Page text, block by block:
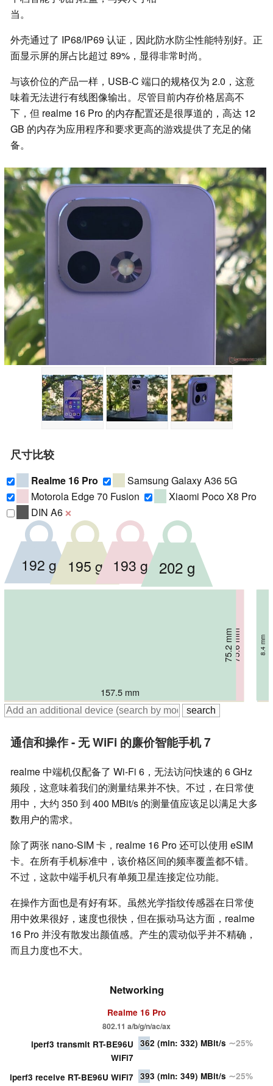
当。
外壳通过了 IP68/IP69 认证，因此防水防尘性能特别好。正
面显示屏的屏占比超过 89%，显得非常时尚。
与该价位的产品一样，USB-C 端口的规格仅为 2.0，这意
味着无法进行有线图像输出。尽管目前内存价格居高不
下，但 realme 16 Pro 的内存配置还是很厚道的，高达 12
GB 的内存为应用程序和要求更高的游戏提供了充足的储
备。
尺寸比较
Realme 16 Pro
Samsung Galaxy A36 5G
Motorola Edge 70 Fusion
Xiaomi Poco X8 Pro
DIN A6 ❌
162.6 mm
77.6 mm 7.8 mm
192 g
162.9 mm
78.2 mm 7.4 mm
195 g
162.8 mm
75.6 mm 6.8 mm
193 g
157.5 mm
75.2 mm 8.4 mm
202 g
通信和操作 - 无 WiFi 的廉价智能手机 7
realme 中端机仅配备了 Wi-Fi 6，无法访问快速的 6 GHz
频段，这意味着我们的测量结果并不快。不过，在日常使
用中，大约 350 到 400 MBit/s 的测量值应该足以满足大多
数用户的需求。
除了两张 nano-SIM 卡，realme 16 Pro 还可以使用 eSIM
卡。在所有手机标准中，该价格区间的频率覆盖都不错。
不过，这款中端手机只有单频卫星连接定位功能。
在操作方面也是有好有坏。虽然光学指纹传感器在日常使
用中效果很好，速度也很快，但在振动马达方面，realme
16 Pro 并没有散发出颜值感。产生的震动似乎并不精确，
而且力度也不大。
Networking
Realme 16 Pro
802.11 a/b/g/n/ac/ax
iperf3 transmit RT-BE96U
WiFi7
362 (min: 332) MBit/s ∼25%
iperf3 receive RT-BE96U WiFi7 393 (min: 349) MBit/s ∼25%